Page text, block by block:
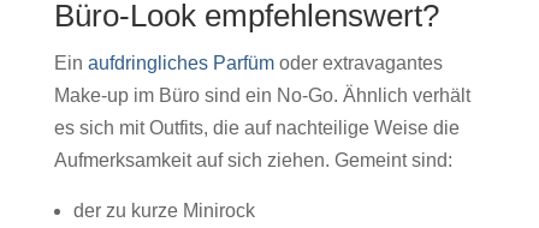
Büro-Look empfehlenswert?
Ein aufdringliches Parfümoder extravagantes
Make-up im Büro sind ein No-Go. Ähnlich verhält
es sich mit Outfits, die auf nachteilige Weise die
Aufmerksamkeit auf sich ziehen. Gemeint sind:
der zu kurze Minirock